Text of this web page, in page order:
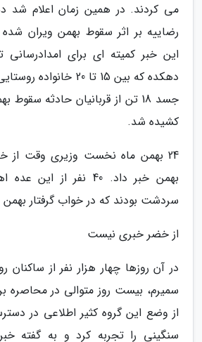
می کردند. در همین زمان اعلام شد
رضاییه بر اثر سقوط بهمن ویران
این خبر کمیته ای برای
دهکده که بین 15 تا 20
جسد 18 تن از قربانیان حادثه
کشیده شد.
بهمن خبر داد. 40 نفر از
سردشت بودند که در خواب گرفتار
از خضر خبری نیست
در آن روزها چهار هزار نفر از ساکنان
سمیرم، بیست روز متوالی در محاصره
از وضع این گروه کثیر اطلاعی در